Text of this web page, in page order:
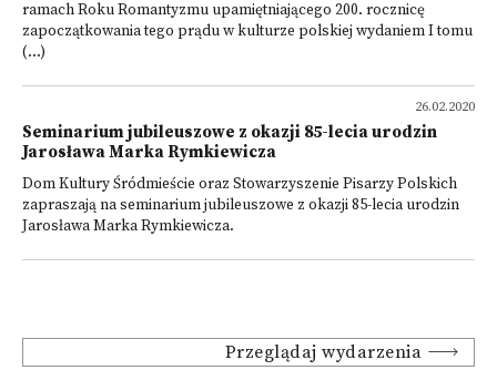
ramach Roku Romantyzmu upamiętniającego 200. rocznicę
zapoczątkowania tego prądu w kulturze polskiej wydaniem I tomu
(...)
26.02.2020
Seminarium jubileuszowe z okazji 85-lecia urodzin
Jarosława Marka Rymkiewicza
Dom Kultury Śródmieście oraz Stowarzyszenie Pisarzy Polskich
zapraszają na seminarium jubileuszowe z okazji 85-lecia urodzin
Jarosława Marka Rymkiewicza.
Przeglądaj wydarzenia